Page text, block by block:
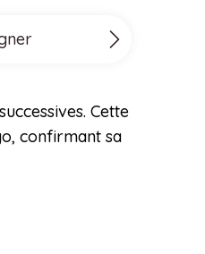
Cette
confirmant sa